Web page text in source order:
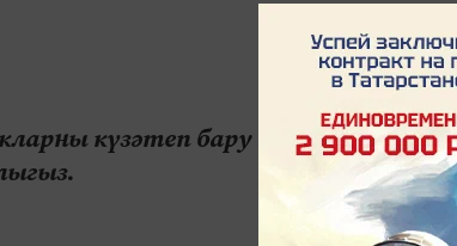
күзәтеп бару өчен безнеңМАХ